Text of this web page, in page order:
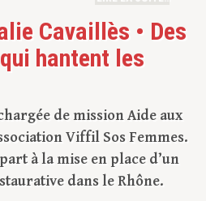
Cavaillès • Des
hantent les
de mission Aide aux
Viffil Sos Femmes.
à la mise en place d’un
dans le Rhône.